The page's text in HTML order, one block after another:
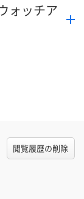
ォッチア
閲覧履歴の削除